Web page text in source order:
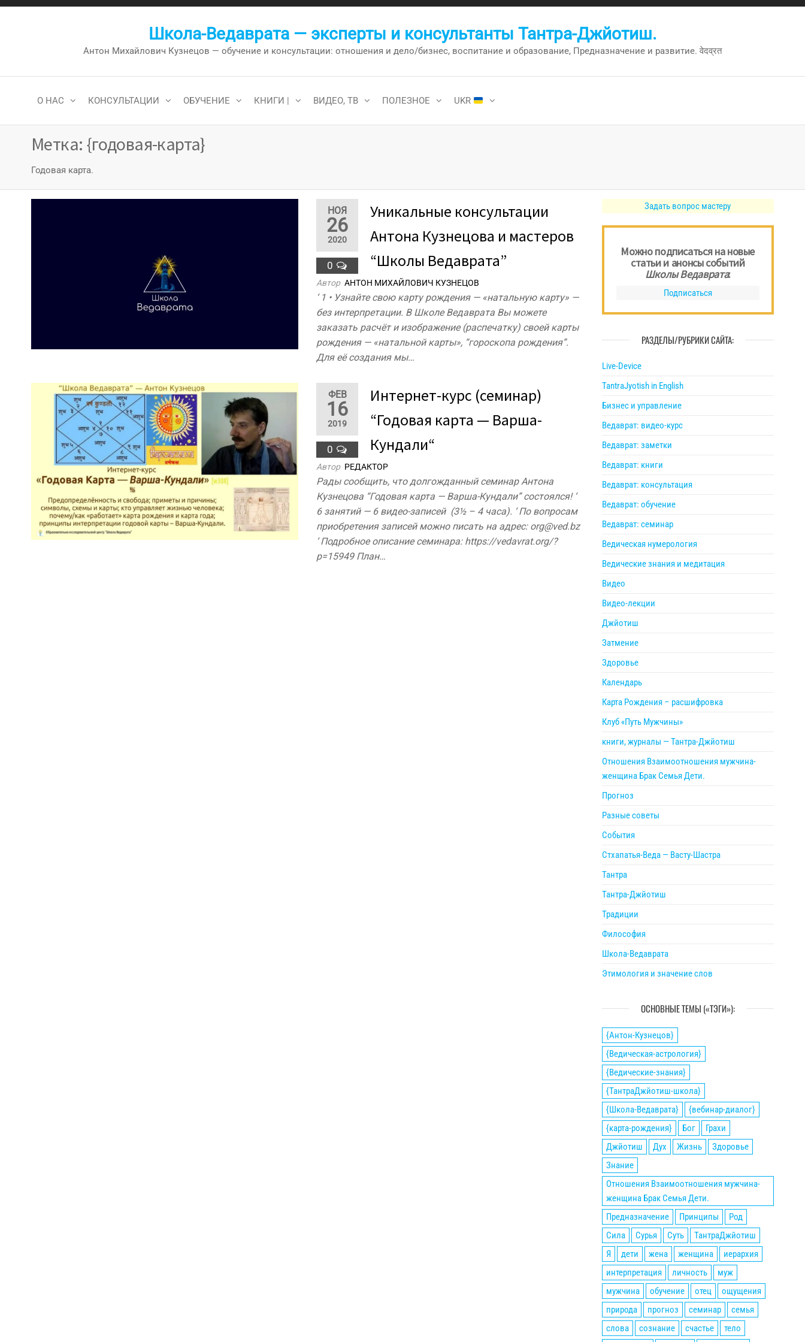
Перейти
Школа-Ведаврата — эксперты и консультанты Тантра-Джйотиш.
Антон Михайлович Кузнецов — обучение и консультации: отношения и дело/бизнес, воспитание и образование, Предназначение и развитие. वेदव्रत
О НАС КОНСУЛЬТАЦИИ ОБУЧЕНИЕ КНИГИ | ВИДЕО, ТВ ПОЛЕЗНОЕ UKR
Метка: {годовая-карта}
Годовая карта.
НОЯ
26
2020
0
Уникальные консультации
Антона Кузнецова и мастеров
“Школы Ведаврата”
Автор АНТОН МИХАЙЛОВИЧ КУЗНЕЦОВ
‘ 1 • Узнайте свою карту рождения — «натальную карту» —
без интерпретации. В Школе Ведаврата Вы можете
заказать расчёт и изображение (распечатку) своей карты
рождения — «натальной карты», “гороскопа рождения”.
Для её создания мы…
ФЕВ
16
2019
0
Интернет-курс (семинар)
“Годовая карта — Варша-
Кундали“
Автор РЕДАКТОР
Рады сообщить, что долгожданный семинар Антона
Кузнецова “Годовая карта — Варша-Кундали” состоялся! ‘
6 занятий — 6 видео-записей (3½ – 4 часа). ‘ По вопросам
приобретения записей можно писать на адрес: org@ved.bz
‘ Подробное описание семинара: https://vedavrat.org/?
p=15949 План…
Задать вопрос мастеру
Можно подписаться на новые
статьи и анонсы событий
Школы Ведаврата:
Подписаться
РАЗДЕЛЫ/РУБРИКИ САЙТА:
Live-Device
TantraJyotish in English
Бизнес и управление
Ведаврат: видео-курс
Ведаврат: заметки
Ведаврат: книги
Ведаврат: консультация
Ведаврат: обучение
Ведаврат: семинар
Ведическая нумерология
Ведические знания и медитация
Видео
Видео-лекции
Джйотиш
Затмение
Здоровье
Календарь
Карта Рождения – расшифровка
Клуб «Путь Мужчины»
книги, журналы — Тантра-Джйотиш
Отношения Взаимоотношения мужчина-
женщина Брак Семья Дети.
Прогноз
Разные советы
События
Стхапатья-Веда — Васту-Шастра
Тантра
Тантра-Джйотиш
Традиции
Философия
Школа-Ведаврата
Этимология и значение слов
ОСНОВНЫЕ ТЕМЫ («ТЭГИ»):
{Антон-Кузнецов}
{Ведическая-астрология}
{Ведические-знания}
{ТантраДжйотиш-школа}
{Школа-Ведаврата}
{вебинар-диалог}
{карта-рождения}
Бог
Грахи
Джйотиш
Дух Жизнь
Здоровье
Знание
Отношения Взаимоотношения мужчина-
женщина Брак Семья Дети.
Предназначение
Принципы
Род
Сила
Сурья Суть
ТантраДжйотиш
Я
дети жена женщина
иерархия
интерпретация
личность
муж
мужчина
обучение отец
ощущения
природа
прогноз семинар
семья
слова
сознание счастье
тело